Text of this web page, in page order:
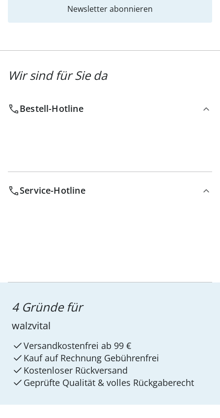
Newsletter abonnieren
Wir sind für Sie da
Bestell-Hotline
Service-Hotline
4 Gründe für
walzvital
Versandkostenfrei ab 99 €
Kauf auf Rechnung Gebührenfrei
Kostenloser Rückversand
Geprüfte Qualität & volles Rückgaberecht